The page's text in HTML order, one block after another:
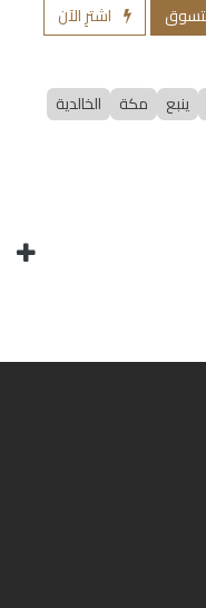
اشترِ الآن
ينبع مكة
الخالدية